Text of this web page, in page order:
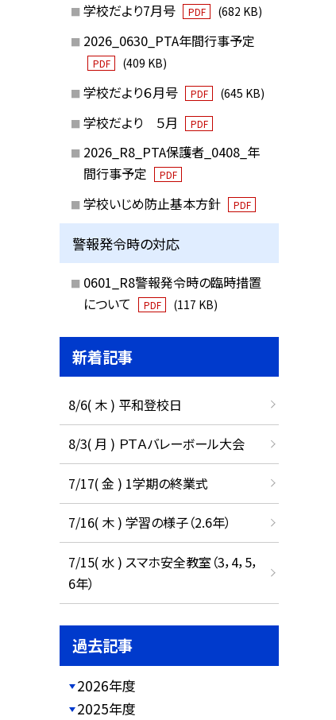
学校だより7月号 PDF (682 KB)
2026_0630_PTA年間行事予定
PDF (409 KB)
学校だより６月号 PDF (645 KB)
学校だより ５月 PDF
2026_R8_PTA保護者_0408_年
間行事予定
PDF
学校いじめ防止基本方針 PDF
警報発令時の対応
0601_R8警報発令時の臨時措置
について
PDF (117 KB)
新着記事
8/6( 木 ) 平和登校日
8/3( 月 ) ＰＴＡバレーボール大会
7/17( 金 ) 1学期の終業式
7/16( 木 ) 学習の様子（2.6年）
7/15( 水 ) スマホ安全教室（3，4，5，
6年）
過去記事
2026年度
2025年度